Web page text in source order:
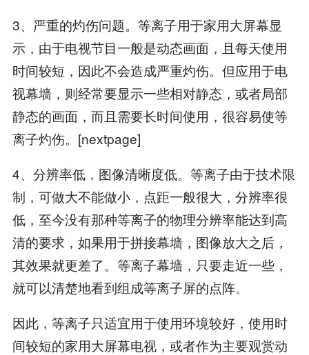
3、严重的灼伤问题。等离子用于家用大屏幕显
示，由于电视节目一般是动态画面，且每天使用
时间较短，因此不会造成严重灼伤。但应用于电
视幕墙，则经常要显示一些相对静态，或者局部
静态的画面，而且需要长时间使用，很容易使等
离子灼伤。[nextpage]
4、分辨率低，图像清晰度低。等离子由于技术限
制，可做大不能做小，点距一般很大，分辨率很
低，至今没有那种等离子的物理分辨率能达到高
清的要求，如果用于拼接幕墙，图像放大之后，
其效果就更差了。等离子幕墙，只要走近一些，
就可以清楚地看到组成等离子屏的点阵。
因此，等离子只适宜用于使用环境较好，使用时
间较短的家用大屏幕电视，或者作为主要观赏动